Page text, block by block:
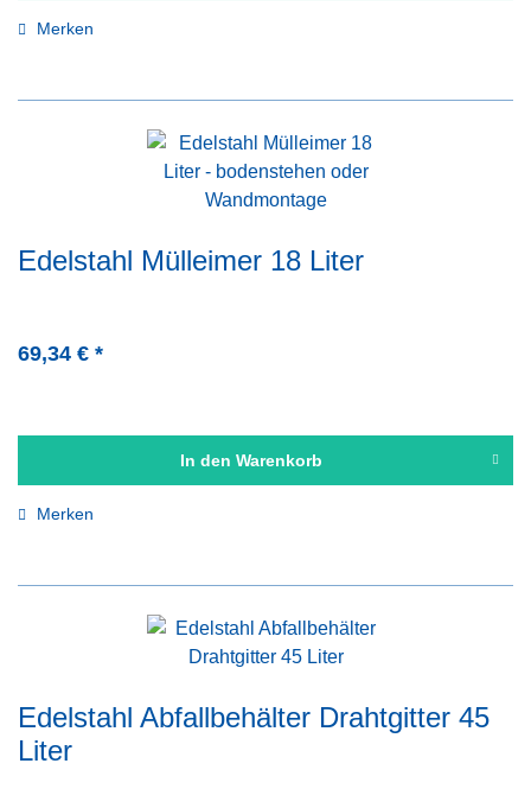
Merken
Edelstahl Mülleimer 18 Liter
69,34 € *
In den Warenkorb
Merken
Edelstahl Abfallbehälter Drahtgitter 45
Liter